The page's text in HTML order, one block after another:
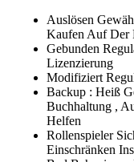
Auslösen
Kaufen Auf Der
Gebunden
Lizenzierung
Modifiziert
Backup : Heiß
Buchhaltung ,
Helfen
Rollenspieler
Einschränken